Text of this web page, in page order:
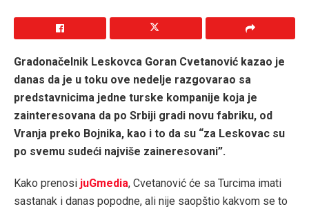
Gradonačelnik Leskovca Goran Cvetanović kazao je
danas da je u toku ove nedelje razgovarao sa
predstavnicima jedne turske kompanije koja je
zainteresovana da po Srbiji gradi novu fabriku, od
Vranja preko Bojnika, kao i to da su “za Leskovac su
po svemu sudeći najviše zaineresovani”.
Kako prenosi juGmedia, Cvetanović će sa Turcima imati
sastanak i danas popodne, ali nije saopštio kakvom se to